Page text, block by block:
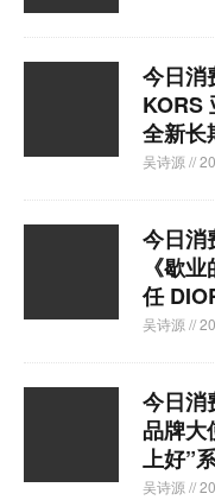
今日消
KORS
全新长
吴诗源 //
今日消
《歇
任
吴诗源 //
今日消
品牌大
上好”
吴诗源 //